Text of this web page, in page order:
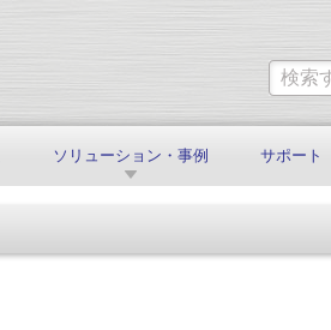
ソリューション・事例 サポート